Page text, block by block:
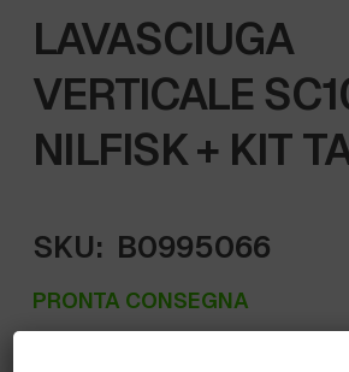
LAVASCIUGA
VERTICALE
NILFISK + KIT
SKU: B0995066
PRONTA CONSEGNA